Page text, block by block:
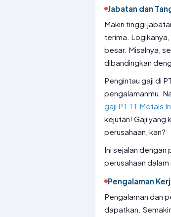
Jabatan dan
Makin tinggi
terima.
besar. Misalnya,
dibandingkan
Pengintau gaji di
pengalamanmu.
gaji PT TT Metals
kejutan! Gaji yang
perusahaan, kan?
Ini sejalan dengan
perusahaan dalam
Pengalaman
Pengalaman dan
dapatkan.